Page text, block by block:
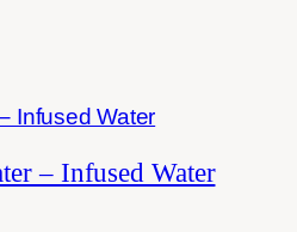
– Infused Water